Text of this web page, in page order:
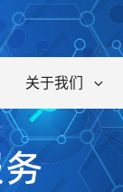
关于我们